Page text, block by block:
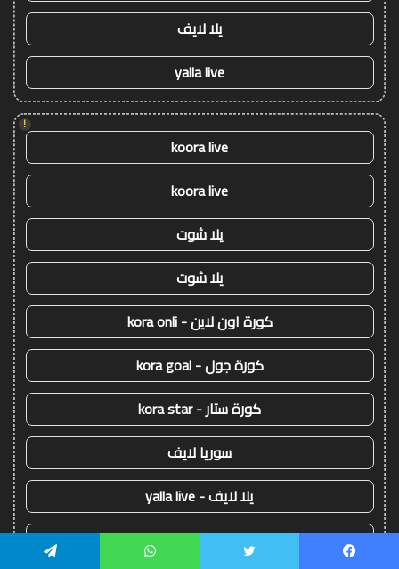
يلا لايف
yalla live
!
koora live
koora live
يلا شوت
يلا شوت
كورة اون لاين - kora onli
كورة جول - kora goal
كورة ستار - kora star
سوريا لايف
يلا لايف - yalla live
يلا كورة - yallakora